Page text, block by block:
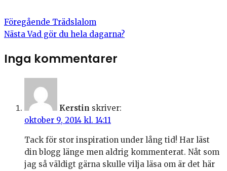
Föregående Trädslalom
Nästa Vad gör du hela dagarna?
Inga kommentarer
Kerstin skriver:
oktober 9, 2014 kl. 14:11
Tack för stor inspiration under lång tid! Har läst
din blogg länge men aldrig kommenterat. Nåt som
jag så väldigt gärna skulle vilja läsa om är det här